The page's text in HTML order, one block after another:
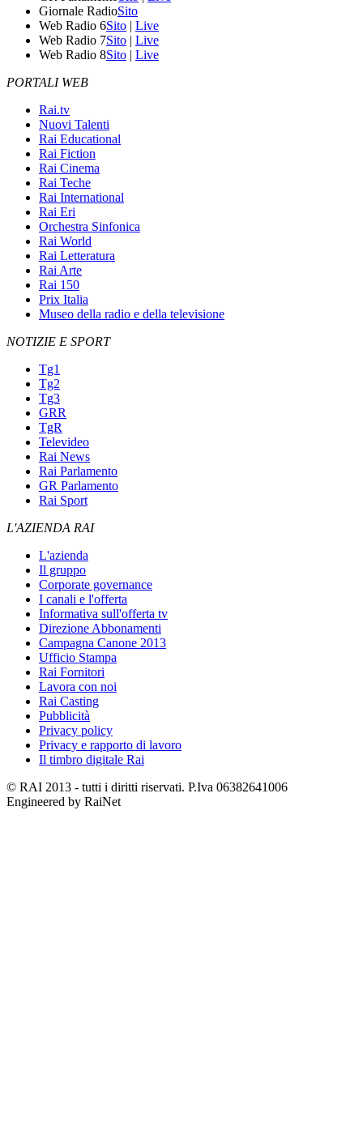
Giornale RadioSito
Web Radio 6Sito | Live
Web Radio 7Sito | Live
Web Radio 8Sito | Live
PORTALI WEB
Rai.tv
Nuovi Talenti
Rai Educational
Rai Fiction
Rai Cinema
Rai Teche
Rai International
Rai Eri
Orchestra Sinfonica
Rai World
Rai Letteratura
Rai Arte
Rai 150
Prix Italia
Museo della radio e della televisione
NOTIZIE E SPORT
Tg1
Tg2
Tg3
GRR
TgR
Televideo
Rai News
Rai Parlamento
GR Parlamento
Rai Sport
L'AZIENDA RAI
L'azienda
Il gruppo
Corporate governance
I canali e l'offerta
Informativa sull'offerta tv
Direzione Abbonamenti
Campagna Canone 2013
Ufficio Stampa
Rai Fornitori
Lavora con noi
Rai Casting
Pubblicità
Privacy policy
Privacy e rapporto di lavoro
Il timbro digitale Rai
© RAI 2013 - tutti i diritti riservati. P.Iva 06382641006
Engineered by RaiNet